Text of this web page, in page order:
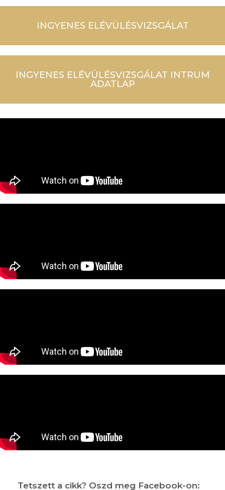
INGYENES ELÉVÜLÉSVIZSGÁLAT
INGYENES ELÉVÜLÉSVIZSGÁLAT INTRUM
ADATLAP
Tetszett a cikk? Oszd meg Facebook-on: